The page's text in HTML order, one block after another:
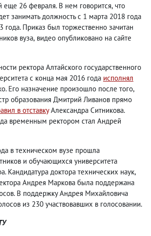
еще 26 февраля. В нем говорится, что
занимать должность с 1 марта 2018 года
года. Приказ был торжественно зачитан
вуза, видео опубликовано на сайте
ректора Алтайского государственного
с конца мая 2016 года исполнял
Его назначение произошло после того,
образования Дмитрий Ливанов прямо
в отставкуАлександра Ситникова.
временным ректором стал Андрей
в техническом вузе прошла
и обучающихся университета
Кандидатура доктора технических наук,
Андрея Маркова была поддержана
В поддержку Андрея Михайловича
из 230 участвовавших в голосовании.